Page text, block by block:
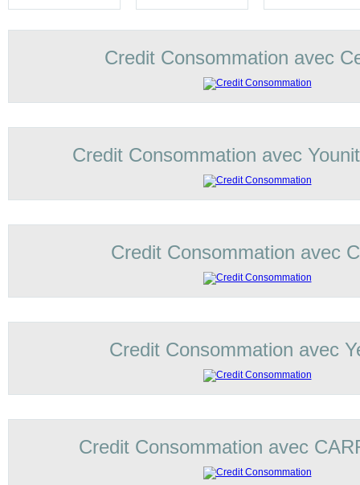
Credit Consommation avec
Credit Consommation avec
Credit Consommation avec
Credit Consommation avec
Credit Consommation avec